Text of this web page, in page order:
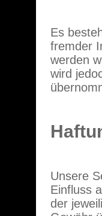
Es
fremder
werden
wird
Unsere
Einfluss
der